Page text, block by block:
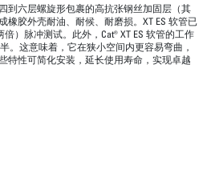
到六层螺旋形包裹的高抗张钢丝加固层（其
橡胶外壳耐油、耐候、耐磨损。XT ES 软管已
倍）脉冲测试。此外，Cat® XT ES 软管的工作
。这意味着，它在狭小空间内更容易弯曲，
特性可简化安装，延长使用寿命，实现卓越